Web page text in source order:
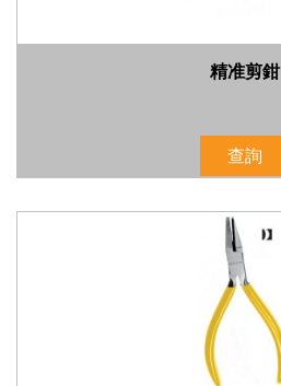
精准剪鉗
查詢